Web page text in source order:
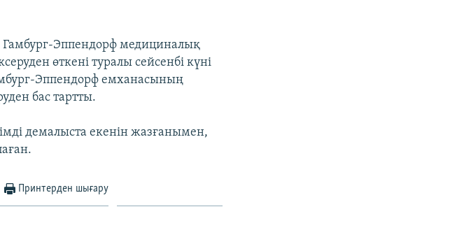
Гамбург-Эппендорф медициналық
өткені туралы сейсенбі күні
Эппендорф емханасының
бас тартты.
демалыста екенін жазғанымен,
Принтерден шығару